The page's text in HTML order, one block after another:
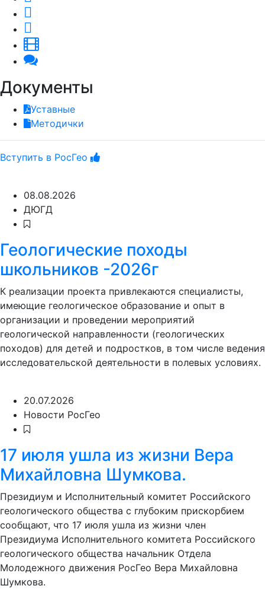
Документы
Уставные
Методички
Вступить в РосГео
08.08.2026
ДЮГД
Геологические походы
школьников -2026г
К реализации проекта привлекаются специалисты,
имеющие геологическое образование и опыт в
организации и проведении мероприятий
геологической направленности (геологических
походов) для детей и подростков, в том числе ведения
исследовательской деятельности в полевых условиях.
20.07.2026
Новости РосГео
17 июля ушла из жизни Вера
Михайловна Шумкова.
Президиум и Исполнительный комитет Российского
геологического общества с глубоким прискорбием
сообщают, что 17 июля ушла из жизни член
Президиума Исполнительного комитета Российского
геологического общества начальник Отдела
Молодежного движения РосГео Вера Михайловна
Шумкова.